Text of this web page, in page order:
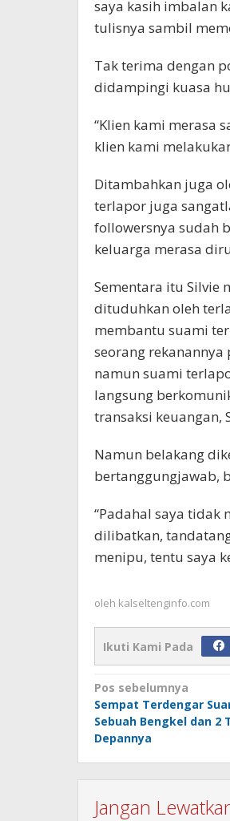
saya kasih imbalan
tulisnya sambil
Tak terima dengan
didampingi kuasa
“Klien kami merasa
klien kami
Ditambahkan juga
terlapor juga
followersnya sudah
keluarga merasa
Sementara itu Silvie
dituduhkan oleh
membantu suami
seorang
namun suami
langsung
transaksi keuangan,
Namun belakang
bertanggungjawab,
“Padahal saya tidak
dilibatkan,
menipu, tentu saya
oleh kalseltenginfo.com
Ikuti Kami Pada
Navigasi
pos
Pos sebelumnya
Sempat Terdengar
Sebuah Bengkel dan
Depannya
Jangan